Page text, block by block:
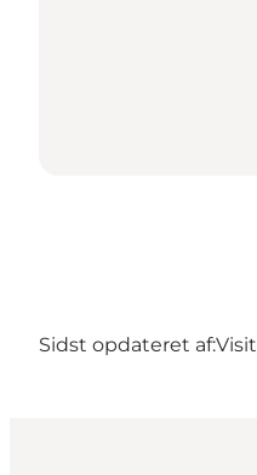
Sidst opdateret af: